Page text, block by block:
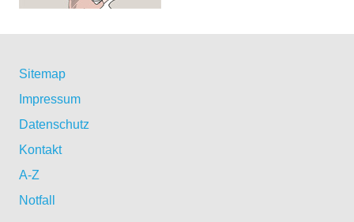
Sitemap
Impressum
Datenschutz
Kontakt
A-Z
Notfall